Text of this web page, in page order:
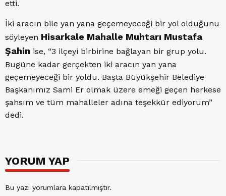
etti.
İki aracın bile yan yana geçemeyeceği bir yol olduğunu
söyleyen Hisarkale Mahalle Muhtarı Mustafa
Şahin ise, “3 ilçeyi birbirine bağlayan bir grup yolu.
Bugüne kadar gerçekten iki aracın yan yana
geçemeyeceği bir yoldu. Başta Büyükşehir Belediye
Başkanımız Sami Er olmak üzere emeği geçen herkese
şahsım ve tüm mahalleler adına teşekkür ediyorum”
dedi.
YORUM YAP
Bu yazı yorumlara kapatılmıştır.